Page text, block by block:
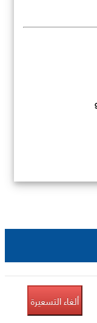
ألغاء التسعيرة